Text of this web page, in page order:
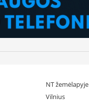
NT žemėlapyje
Vilnius